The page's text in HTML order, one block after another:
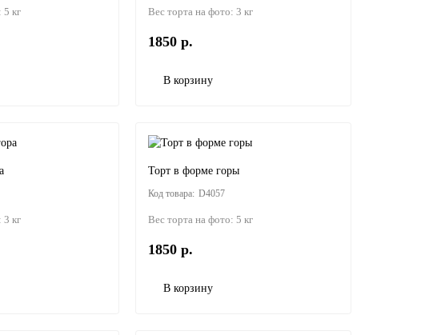
5 кг Вес торта на фото: 3 кг
1850 р.
В корзину
3 кг
Торт в форме горы
D4057
Вес торта на фото: 5 кг
1850 р.
В корзину